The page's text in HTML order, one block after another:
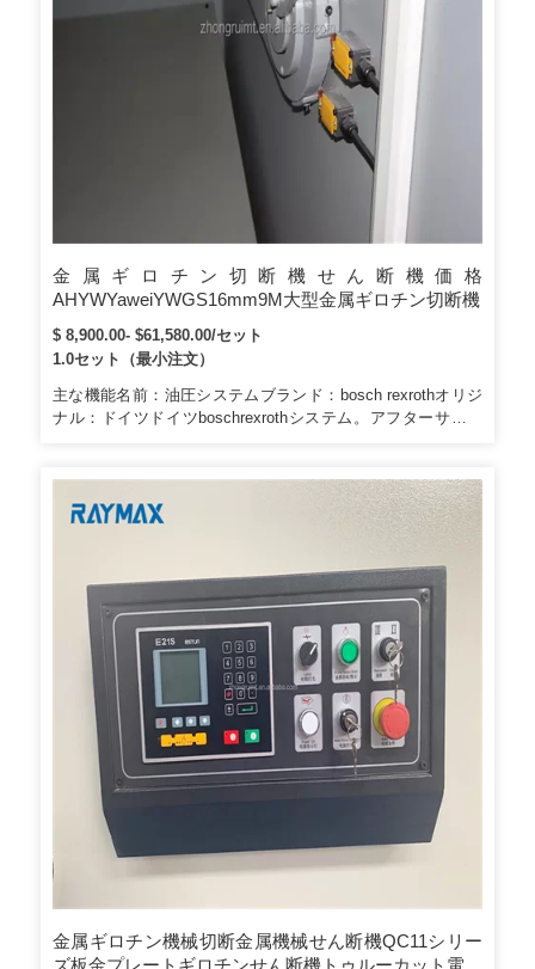
金属ギロチン切断機せん断機価格
AHYWYaweiYWGS16mm9M大型金属ギロチン切断機
$ 8,900.00- $61,580.00/セット
1.0セット（最小注文）
主な機能名前：油圧システムブランド：bosch rexrothオリジ
ナル：ドイツドイツboschrexrothシステム。アフターサービ
じて、peフィルムを使用して梱包または梱包します。
金属ギロチン機械切断金属機械せん断機QC11シリー
ズ板金プレートギロチンせん断機トゥルーカット電気